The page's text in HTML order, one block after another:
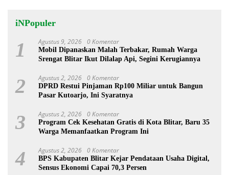
iNPopuler
1 Agustus 9, 2026 0 Komentar
Mobil Dipanaskan Malah Terbakar, Rumah Warga
Srengat Blitar Ikut Dilalap Api, Segini Kerugiannya
2 Agustus 2, 2026 0 Komentar
DPRD Restui Pinjaman Rp100 Miliar untuk Bangun
Pasar Kutoarjo, Ini Syaratnya
3 Agustus 2, 2026 0 Komentar
Program Cek Kesehatan Gratis di Kota Blitar, Baru 35
Warga Memanfaatkan Program Ini
4 Agustus 2, 2026 0 Komentar
BPS Kabupaten Blitar Kejar Pendataan Usaha Digital,
Sensus Ekonomi Capai 70,3 Persen